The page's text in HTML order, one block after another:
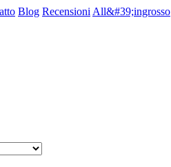
Blog Recensioni All&#39;ingrosso